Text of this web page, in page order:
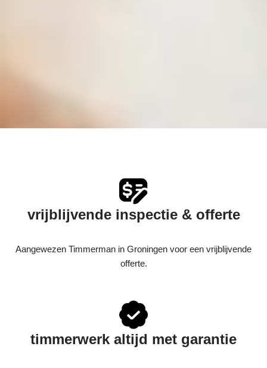
vrijblijvende inspectie & offerte
Aangewezen Timmerman in Groningen voor een vrijblijvende
offerte.
timmerwerk altijd met garantie